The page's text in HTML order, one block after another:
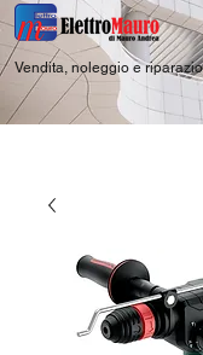
Vendita, noleggio e